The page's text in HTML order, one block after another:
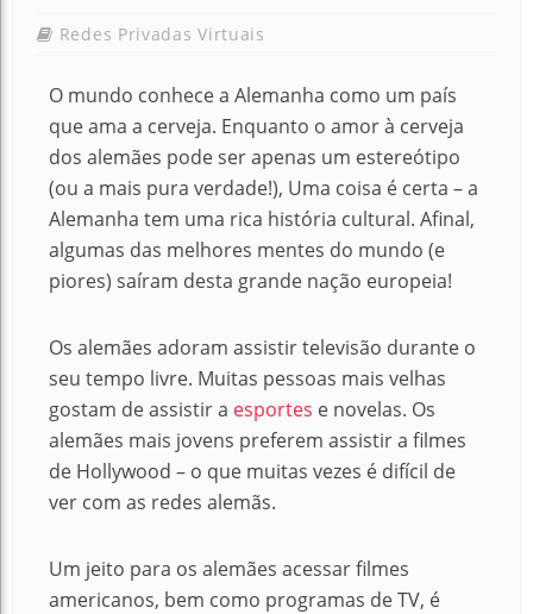
Redes Privadas Virtuais
O mundo conhece a Alemanha como um país
que ama a cerveja. Enquanto o amor à cerveja
dos alemães pode ser apenas um estereótipo
(ou a mais pura verdade!), Uma coisa é certa – a
Alemanha tem uma rica história cultural. Afinal,
algumas das melhores mentes do mundo (e
piores) saíram desta grande nação europeia!
Os alemães adoram assistir televisão durante o
seu tempo livre. Muitas pessoas mais velhas
gostam de assistir a esportes e novelas. Os
alemães mais jovens preferem assistir a filmes
de Hollywood – o que muitas vezes é difícil de
ver com as redes alemãs.
Um jeito para os alemães acessar filmes
americanos, bem como programas de TV, é